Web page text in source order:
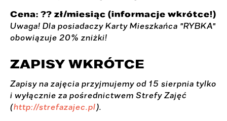
Cena: ?? zł/miesiąc (informacje wkrótce!)
Uwaga! Dla posiadaczy Karty Mieszkańca "RYBKA"
obowiązuje 20% zniżki!
ZAPISY WKRÓTCE
Zapisy na zajęcia przyjmujemy od 15 sierpnia tylko
i wyłącznie za pośrednictwem Strefy Zajęć
(http://strefazajec.pl).